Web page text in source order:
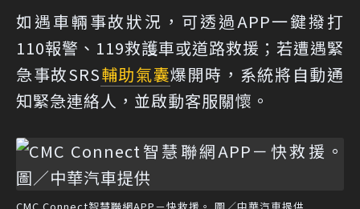
如遇車輛事故狀況，可透過APP一鍵撥打
110報警、119救護車或道路救援；若遭遇緊
急事故SRS輔助氣囊爆開時，系統將自動通
知緊急連絡人，並啟動客服關懷。